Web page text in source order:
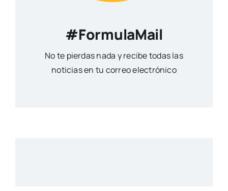
#FormulaMail
No te pierdas nada y recibe todas las
noticias en tu correo electrónico